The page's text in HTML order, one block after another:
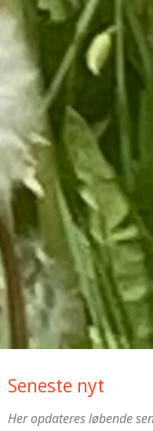
Seneste nyt
Her opdateres løbende